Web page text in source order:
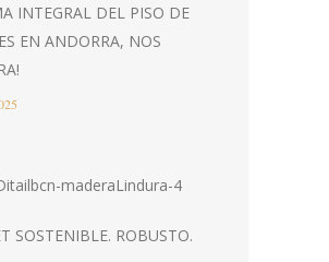
INTEGRAL DEL PISO DE
EN ANDORRA, NOS
SOSTENIBLE. ROBUSTO.